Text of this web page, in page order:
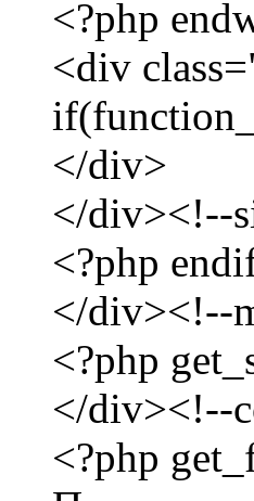
<?php
<div
</div>
</div><!--
<?php
</div><!--
<?php
</div><!--
<?php